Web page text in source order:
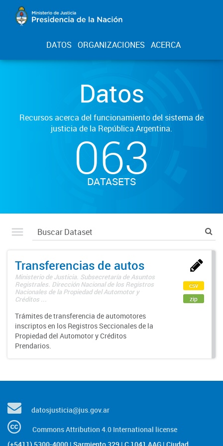
DATOS ORGANIZACIONES ACERCA
Datos
Recursos acerca del funcionamiento del sistema de
justicia de la República Argentina.
063
DATASETS
Transferencias de autos
Ministerio de Justicia. Subsecretaría de Asuntos
Registrales. Dirección Nacional de los Registros
Nacionales de la Propiedad del Automotor y
Créditos ...
Trámites de transferencia de automotores
inscriptos en los Registros Seccionales de la
Propiedad del Automotor y Créditos
Prendarios.
csv
zip
datosjusticia@jus.gov.ar
Commons Attribution 4.0 International license